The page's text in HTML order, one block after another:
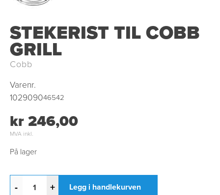
STEKERIST TIL COBB
GRILL
Cobb
Varenr.
102909046542
kr 246,00
MVA inkl.
På lager
- + Legg i handlekurven